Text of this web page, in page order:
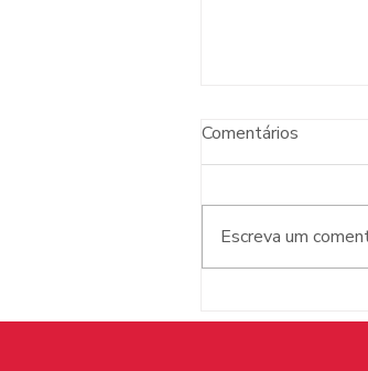
portas: a
Comentários
Escreva um